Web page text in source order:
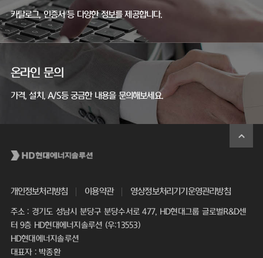
카탈로그, 인증서 등 다양한 정보를 제공합니다.
온라인 문의
가격, 설치, A/S등 궁금한 내용을 문의해보세요.
개인정보처리방침 이용약관 영상정보처리기기운영관리방침
주소 : 경기도 성남시 분당구 분당수서로 477, HD현대그룹 글로벌R&D센
터 9층 HD현대에너지솔루션 (우:13553)
HD현대에너지솔루션
대표자 : 박종환